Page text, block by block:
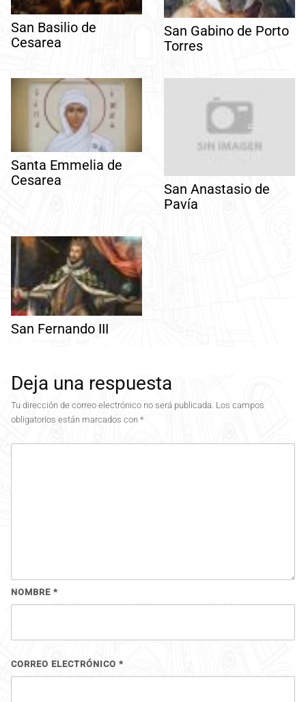
San Basilio de
Cesarea
San Gabino de Porto
Torres
Santa Emmelia de
Cesarea
San Anastasio de
Pavía
San Fernando III
Deja una respuesta
Tu dirección de correo electrónico no será publicada. Los campos
obligatorios están marcados con *
NOMBRE *
CORREO ELECTRÓNICO *